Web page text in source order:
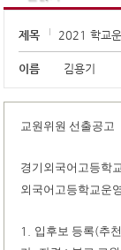
제목 2021 학교
이름 김용기
교원위원 선출공고
경기외국어고등학
외국어고등학교운
1. 입후보 등록(추